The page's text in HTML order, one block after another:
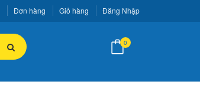
Đơn hàng Giỏ hàng Đăng Nhập
0